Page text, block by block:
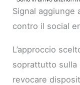
Signal aggiunge
contro il social
L’approccio
soprattutto sulla
revocare